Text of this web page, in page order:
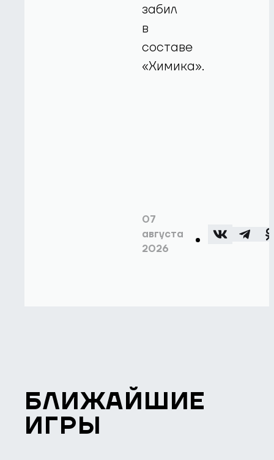
забил
в
составе
«Химика».
07
августа
2026
БЛИЖАЙШИЕ
ИГРЫ